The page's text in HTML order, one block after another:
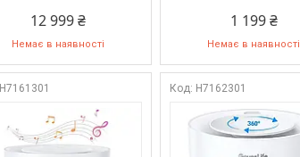
12 999 ₴
Немає в наявності
1 199 ₴
Немає в наявності
H7161301 H7162301